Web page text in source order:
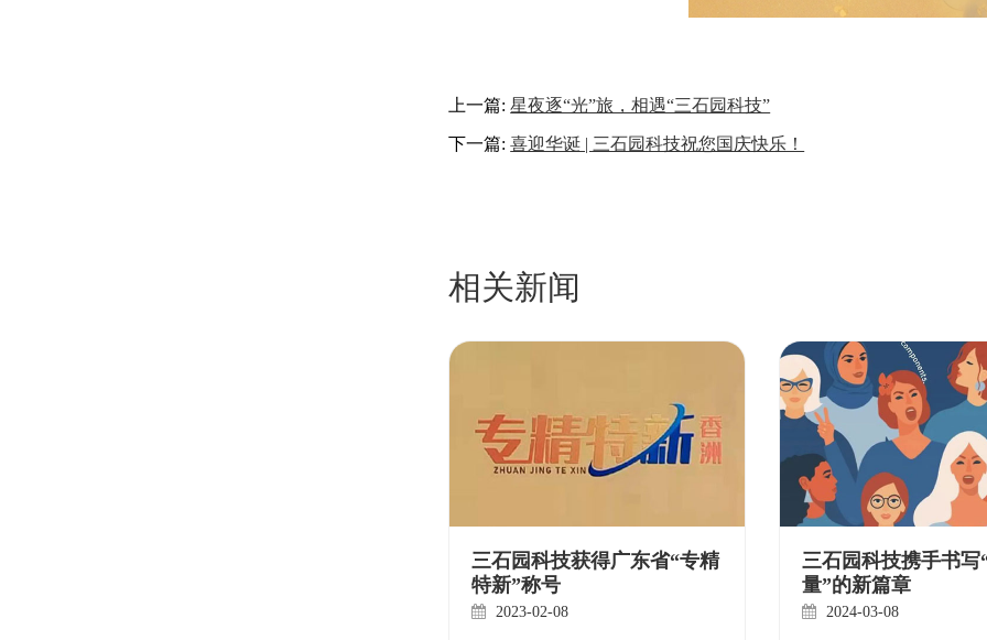
上一篇:星夜逐“光”旅，相遇“三石园科技”
下一篇:喜迎华诞 | 三石园科技祝您国庆快乐！
相关新闻
三石园科技获得广东省“专精
特新”称号
2023-02-08
三石园科技携手书写
量”的新篇章
2024-03-08